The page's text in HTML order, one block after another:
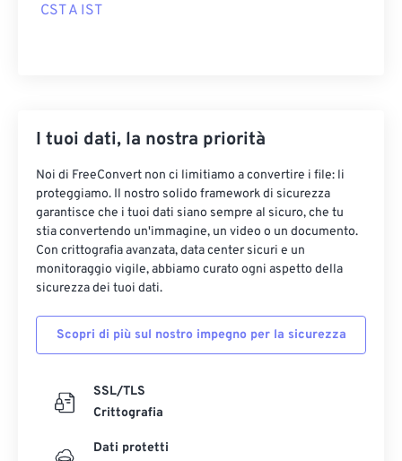
CST A IST
I tuoi dati, la nostra priorità
Noi di FreeConvert non ci limitiamo a convertire i file: li
proteggiamo. Il nostro solido framework di sicurezza
garantisce che i tuoi dati siano sempre al sicuro, che tu
stia convertendo un'immagine, un video o un documento.
Con crittografia avanzata, data center sicuri e un
monitoraggio vigile, abbiamo curato ogni aspetto della
sicurezza dei tuoi dati.
Scopri di più sul nostro impegno per la sicurezza
SSL/TLS
Crittografia
Dati protetti